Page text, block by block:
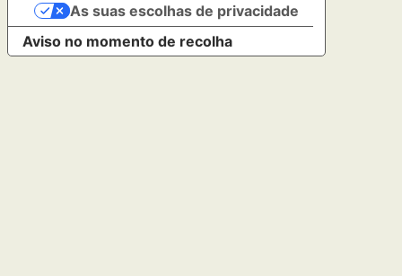
Aviso no momento de recolha
As suas escolhas de privacidade